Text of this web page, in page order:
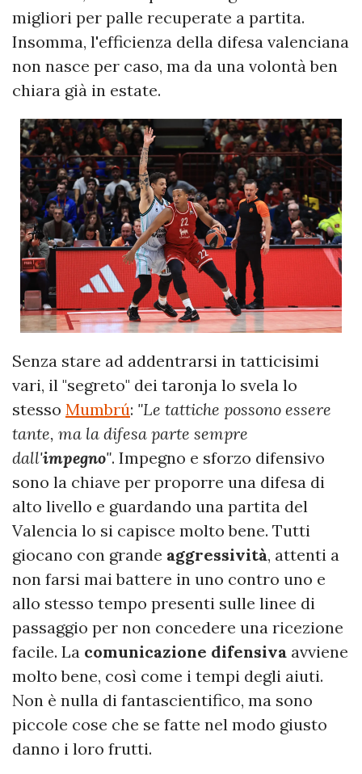
migliori per palle recuperate a partita.
Insomma, l'efficienza della difesa valenciana
non nasce per caso, ma da una volontà ben
chiara già in estate.
Senza stare ad addentrarsi in tatticisimi
vari, il "segreto" dei taronja lo svela lo
stesso Mumbrú: "Le tattiche possono essere
tante, ma la difesa parte sempre
dall'impegno". Impegno e sforzo difensivo
sono la chiave per proporre una difesa di
alto livello e guardando una partita del
Valencia lo si capisce molto bene. Tutti
giocano con grande aggressività, attenti a
non farsi mai battere in uno contro uno e
allo stesso tempo presenti sulle linee di
passaggio per non concedere una ricezione
facile. La comunicazione difensiva avviene
molto bene, così come i tempi degli aiuti.
Non è nulla di fantascientifico, ma sono
piccole cose che se fatte nel modo giusto
danno i loro frutti.